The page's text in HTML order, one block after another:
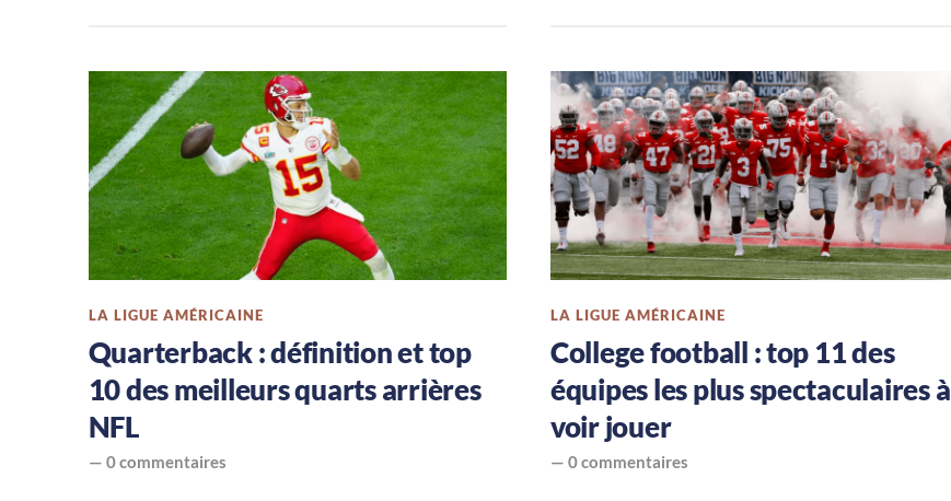
américain
LA LIGUE AMÉRICAINE
Quarterback : définition et top
10 des meilleurs quarts arrières
NFL
— 0 commentaires
LA LIGUE AMÉRICAINE
College football : top 11 des
équipes les plus spectaculaires à
voir jouer
— 0 commentaires